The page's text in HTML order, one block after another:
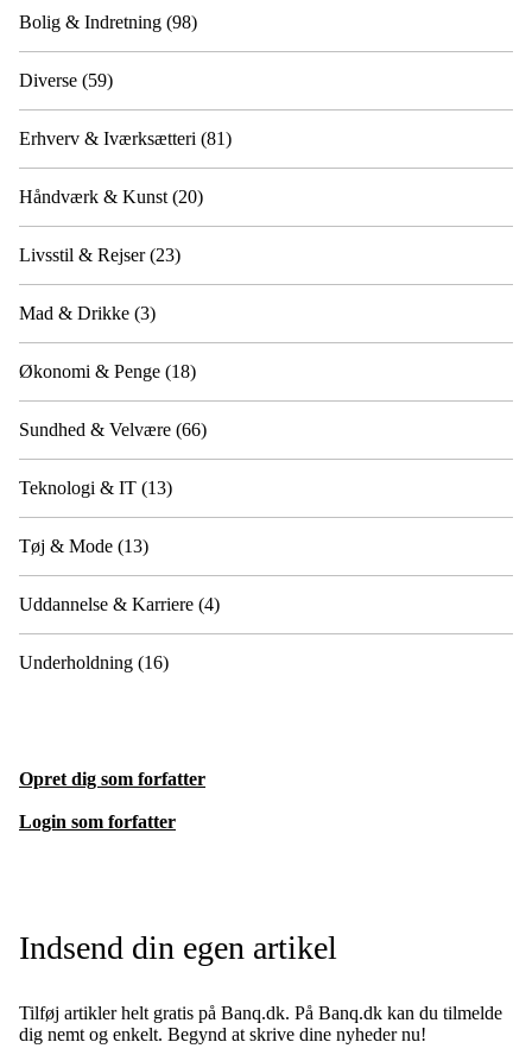
Bolig & Indretning (98)
Diverse (59)
Erhverv & Iværksætteri (81)
Håndværk & Kunst (20)
Livsstil & Rejser(23)
Mad & Drikke (3)
Økonomi & Penge (18)
Sundhed & Velvære (66)
Teknologi & IT (13)
Tøj & Mode (13)
Uddannelse & Karriere (4)
Underholdning (16)
Opret dig som forfatter
Login som forfatter
Indsend din egen artikel
Tilføj artikler helt gratis på Banq.dk. På Banq.dk kan du tilmelde
dig nemt og enkelt. Begynd at skrive dine nyheder nu!